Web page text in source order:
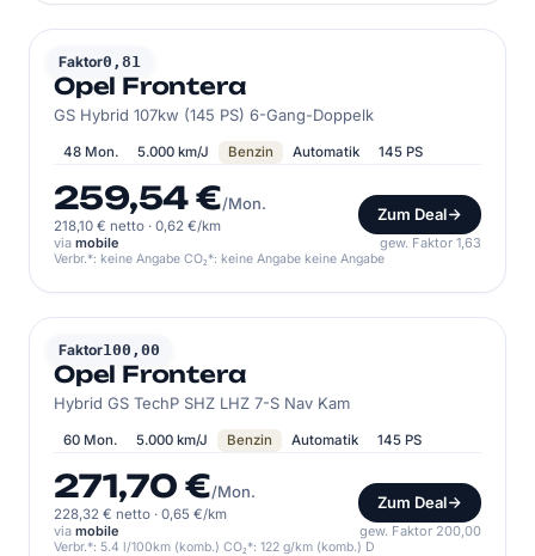
Faktor0,81
OPEL
Opel Frontera
GS Hybrid 107kw (145 PS) 6-Gang-Doppelk
48 Mon. 5.000 km/J Benzin Automatik 145 PS
259,54 €/Mon.
218,10 € netto · 0,62 €/km
Zum Deal
via mobile gew. Faktor 1,63
Verbr.*: keine Angabe CO₂*: keine Angabe keine Angabe
Faktor100,00
OPEL
Opel Frontera
Hybrid GS TechP SHZ LHZ 7-S Nav Kam
60 Mon. 5.000 km/J Benzin Automatik 145 PS
271,70 €/Mon.
228,32 € netto · 0,65 €/km
Zum Deal
via mobile gew. Faktor 200,00
Verbr.*: 5.4 l/100km (komb.) CO₂*: 122 g/km (komb.) D